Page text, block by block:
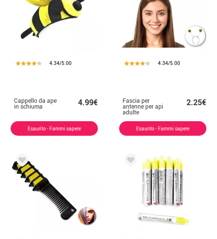
4.34/5.00
Cappello da ape
in schiuma 4.99€
Esaurito - Fammi sapere
4.34/5.00
Fascia per
antenne per api
adulte
2.25€
Esaurito - Fammi sapere